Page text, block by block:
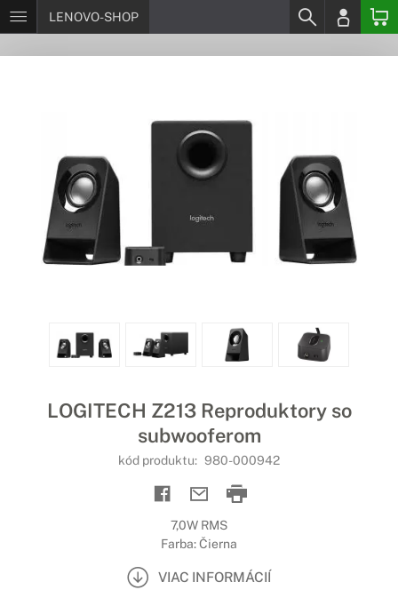
LENOVO-SHOP
LOGITECH Z213 Reproduktory so
subwooferom
kód produktu: 980-000942
7,0W RMS
Farba: Čierna
VIAC INFORMÁCIÍ